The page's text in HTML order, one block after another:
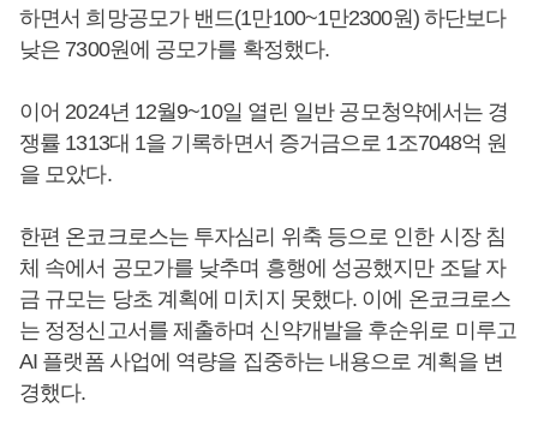
하면서 희망공모가 밴드(1만100~1만2300원) 하단보다
낮은 7300원에 공모가를 확정했다.
이어 2024년 12월9~10일 열린 일반 공모청약에서는 경
쟁률 1313대 1을 기록하면서 증거금으로 1조7048억 원
을 모았다.
한편 온코크로스는 투자심리 위축 등으로 인한 시장 침
체 속에서 공모가를 낮추며 흥행에 성공했지만 조달 자
금 규모는 당초 계획에 미치지 못했다. 이에 온코크로스
는 정정신고서를 제출하며 신약개발을 후순위로 미루고
AI 플랫폼 사업에 역량을 집중하는 내용으로 계획을 변
경했다.